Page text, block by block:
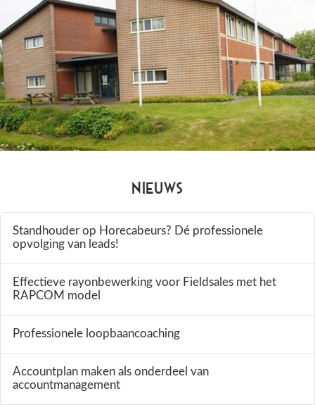
Nieuws
Standhouder op Horecabeurs? Dé professionele
opvolging van leads!
Effectieve rayonbewerking voor Fieldsales met het
RAPCOM model
Professionele loopbaancoaching
Accountplan maken als onderdeel van
accountmanagement